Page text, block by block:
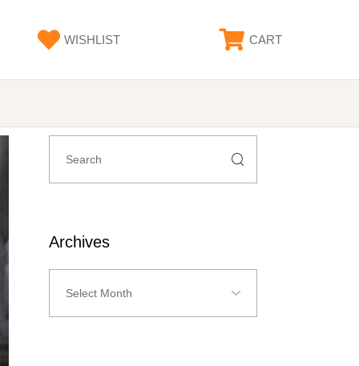
WISHLIST CART
Search
Archives
Archives